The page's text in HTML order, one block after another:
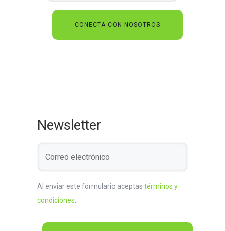
Newsletter
Al enviar este formulario aceptas términos y
condiciones